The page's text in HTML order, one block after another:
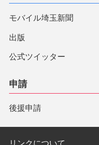
モバイル埼玉新聞
出版
公式ツイッター
申請
後援申請